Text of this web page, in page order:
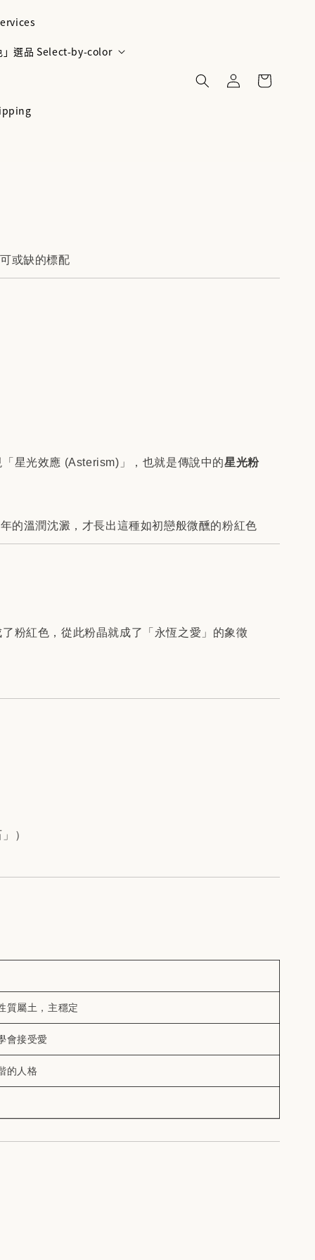
」選品 Select-by-color
或缺的標配
星光效應 (Asterism)」，也就是傳說中的星光粉
的溫潤沈澱，才長出這種如初戀般微醺的粉紅色
粉紅色，從此粉晶就成了「永恆之愛」的象徵
）
質屬土，主穩定
會接受愛
的人格